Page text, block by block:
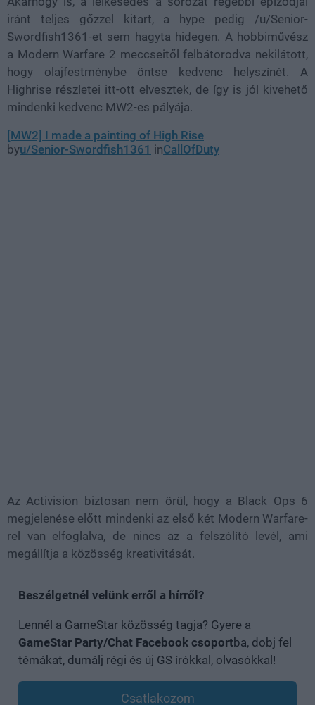
iránt teljes gőzzel kitart, a hype pedig /u/Senior-
Swordfish1361-et sem hagyta hidegen. A hobbiművész
a Modern Warfare 2 meccseitől felbátorodva nekilátott,
hogy olajfestménybe öntse kedvenc helyszínét. A
Highrise részletei itt-ott elvesztek, de így is jól kivehető
mindenki kedvenc MW2-es pályája.
[MW2] I made a painting of High Rise
byu/Senior-Swordfish1361 inCallOfDuty
Az Activision biztosan nem örül, hogy a Black Ops 6
megjelenése előtt mindenki az első két Modern Warfare-
rel van elfoglalva, de nincs az a felszólító levél, ami
megállítja a közösség kreativitását.
Beszélgetnél velünk erről a hírről?
Lennél a GameStar közösség tagja? Gyere a
GameStar Party/Chat Facebook csoportba, dobj fel
témákat, dumálj régi és új GS írókkal, olvasókkal!
Csatlakozom